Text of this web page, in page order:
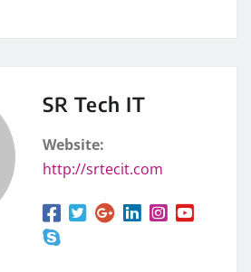
SR Tech IT
Website:
http://srtecit.com